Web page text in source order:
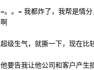
=。。= 我都炸了，我帮是情
啊
超级生气，就撕一下，现在比
他要告我让他公司和客户产生